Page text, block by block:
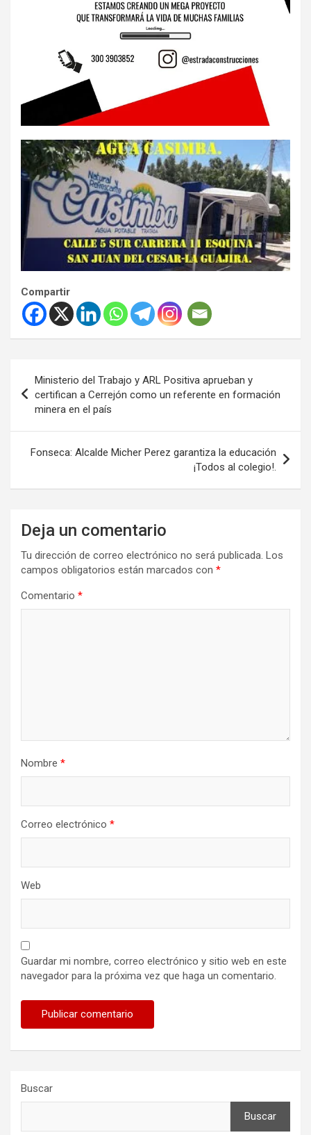
Compartir
de
entradas
Ministerio del Trabajo y ARL Positiva aprueban y
certifican a Cerrejón como un referente en formación
minera en el país
Fonseca: Alcalde Micher Perez garantiza la educación
¡Todos al colegio!.
Deja un comentario
Tu dirección de correo electrónico no será publicada. Los
campos obligatorios están marcados con *
Comentario *
Nombre *
Correo electrónico *
Web
Guardar mi nombre, correo electrónico y sitio web en este
navegador para la próxima vez que haga un comentario.
Buscar
Buscar